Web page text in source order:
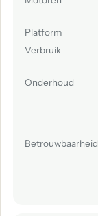
Platform
Verbruik
Onderhoud
Betrouwbaarheid